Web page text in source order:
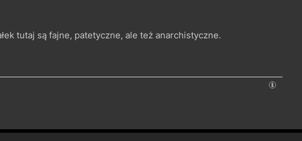
tutaj są fajne, patetyczne, ale też anarchistyczne.